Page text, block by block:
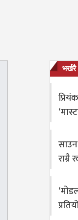
भर्खरै
राम्रै